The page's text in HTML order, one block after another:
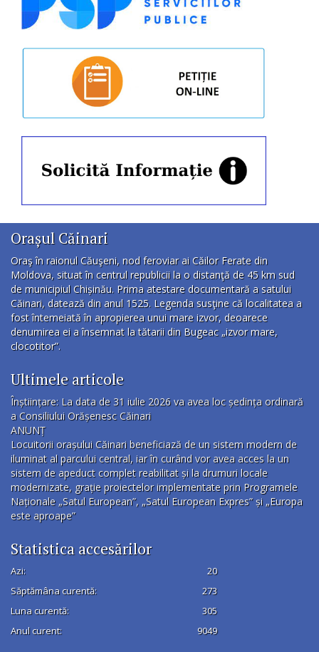
Orașul Căinari
Oraş în raionul Căuşeni, nod feroviar ai Căilor Ferate din
Moldova, situat în centrul republicii la o distanţă de 45 km sud
de municipiul Chișinău. Prima atestare documentară a satului
Căinari, datează din anul 1525. Legenda susţine că localitatea a
fost întemeiată în apropierea unui mare izvor, deoarece
denumirea ei a însemnat la tătarii din Bugeac „izvor mare,
clocotitor”.
Ultimele articole
Înștiințare: La data de 31 iulie 2026 va avea loc ședința ordinară
a Consiliului Orășenesc Căinari
ANUNȚ
Locuitorii orașului Căinari beneficiază de un sistem modern de
iluminat al parcului central, iar în curând vor avea acces la un
sistem de apeduct complet reabilitat și la drumuri locale
modernizate, grație proiectelor implementate prin Programele
Naționale „Satul European”, „Satul European Expres” și „Europa
este aproape”
Statistica accesărilor
Azi:
20
Săptămâna curentă:
273
Luna curentă:
305
Anul curent:
9049